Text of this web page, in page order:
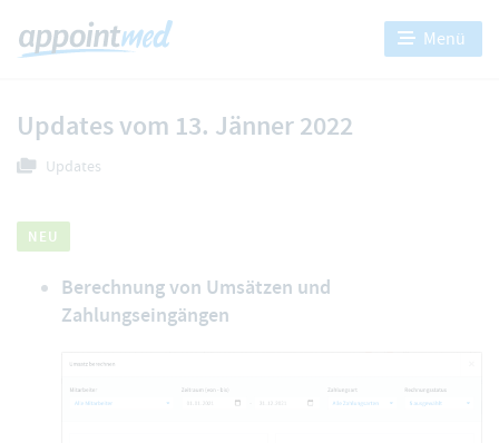
Menü
Updates vom 13. Jänner 2022
Updates
NEU
Berechnung von Umsätzen und
Zahlungseingängen